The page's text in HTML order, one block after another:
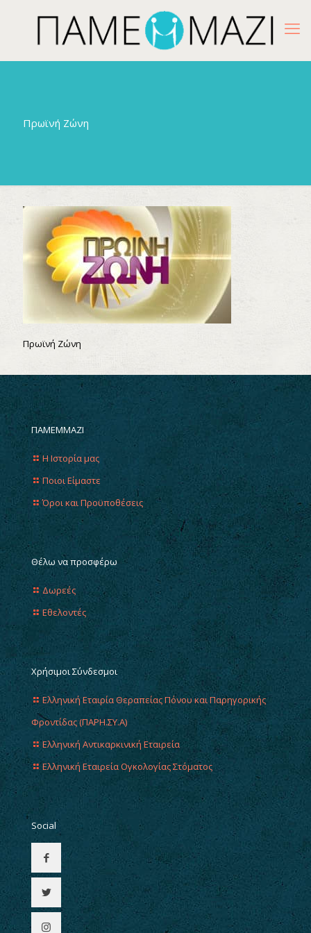
Πρωϊνή Ζώνη
Πρωϊνή Ζώνη
ΠΑΜΕΜΜΑΖΙ
Η Ιστορία μας
Ποιοι Είμαστε
Όροι και Προϋποθέσεις
Θέλω να προσφέρω
Δωρεές
Εθελοντές
Χρήσιμοι Σύνδεσμοι
Ελληνική Εταιρία Θεραπείας Πόνου και Παρηγορικής
Φροντίδας (ΠΑΡΗ.ΣΥ.Α)
Ελληνική Αντικαρκινική Εταιρεία
Ελληνική Εταιρεία Ογκολογίας Στόματος
Social